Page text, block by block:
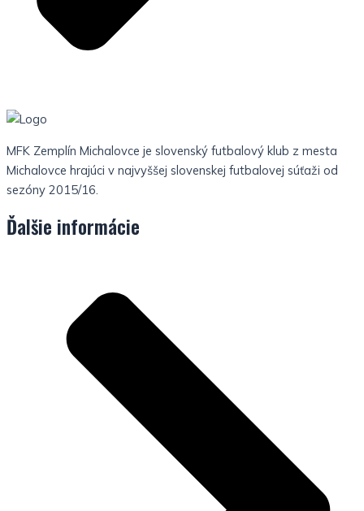
MFK Zemplín Michalovce je slovenský futbalový klub z mesta
Michalovce hrajúci v najvyššej slovenskej futbalovej súťaži od
sezóny 2015/16.
Ďalšie informácie